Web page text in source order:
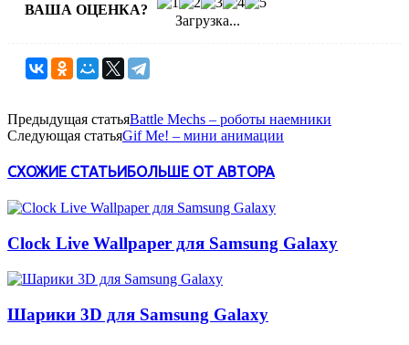
ВАША ОЦЕНКА?
Загрузка...
Предыдущая статьяBattle Mechs – роботы наемники
Следующая статьяGif Me! – мини анимации
СХОЖИЕ СТАТЬИБОЛЬШЕ ОТ АВТОРА
Clock Live Wallpaper для Samsung Galaxy
Шарики 3D для Samsung Galaxy